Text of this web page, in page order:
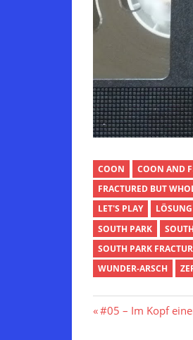
COON COON AND
FRACTURED BUT
LET'S PLAY
LÖSUNG
SOUTH PARK
SOUTH PARK
WUNDER-ARSCH
Vorheriger
#05 – Im Kopf